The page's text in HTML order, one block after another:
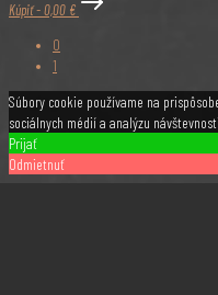
Kúpiť-0,00 €
0
1
Súbory cookie používame na
sociálnych médií a analýzu návštevnosti.
Prijať
Odmietnuť